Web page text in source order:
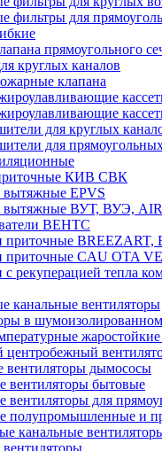
фильтры для
прямоугольного
круглых каналов
клапана
для круглых
для
КИВ СВК
EPVS
ВУТ, ВУЭ, AIR
ВЕНТС
приточные
приточные CAU OTA
с рекуперацией тепла
канальные вентиляторы
в
дымососы
вентиляторы бытовые
вентиляторы для
полупромышленные и
канальные